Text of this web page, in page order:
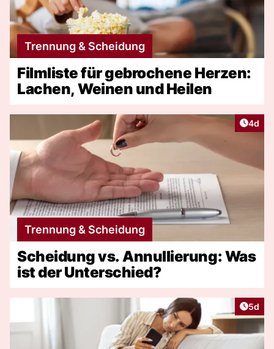
Trennung & Scheidung
Filmliste für gebrochene Herzen:
Lachen, Weinen und Heilen
4d
Trennung & Scheidung
Scheidung vs. Annullierung: Was
ist der Unterschied?
5d